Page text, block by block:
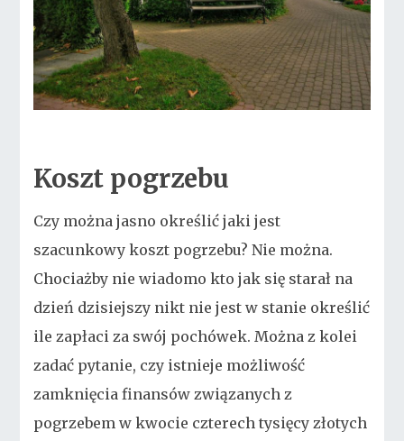
Koszt pogrzebu
Czy można jasno określić jaki jest
szacunkowy koszt pogrzebu? Nie można.
Chociażby nie wiadomo kto jak się starał na
dzień dzisiejszy nikt nie jest w stanie określić
ile zapłaci za swój pochówek. Można z kolei
zadać pytanie, czy istnieje możliwość
zamknięcia finansów związanych z
pogrzebem w kwocie czterech tysięcy złotych